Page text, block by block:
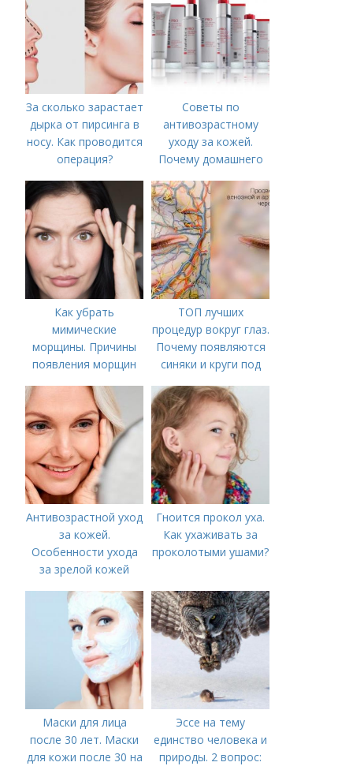
За сколько зарастает
дырка от пирсинга в
носу. Как проводится
операция?
Советы по
антивозрастному
уходу за кожей.
Почему домашнего
Как убрать
мимические
морщины. Причины
появления морщин
ТОП лучших
процедур вокруг глаз.
Почему появляются
синяки и круги под
Антивозрастной уход
за кожей.
Особенности ухода
за зрелой кожей
Гноится прокол уха.
Как ухаживать за
проколотыми ушами?
Маски для лица
после 30 лет. Маски
для кожи после 30 на
Эссе на тему
единство человека и
природы. 2 вопрос: